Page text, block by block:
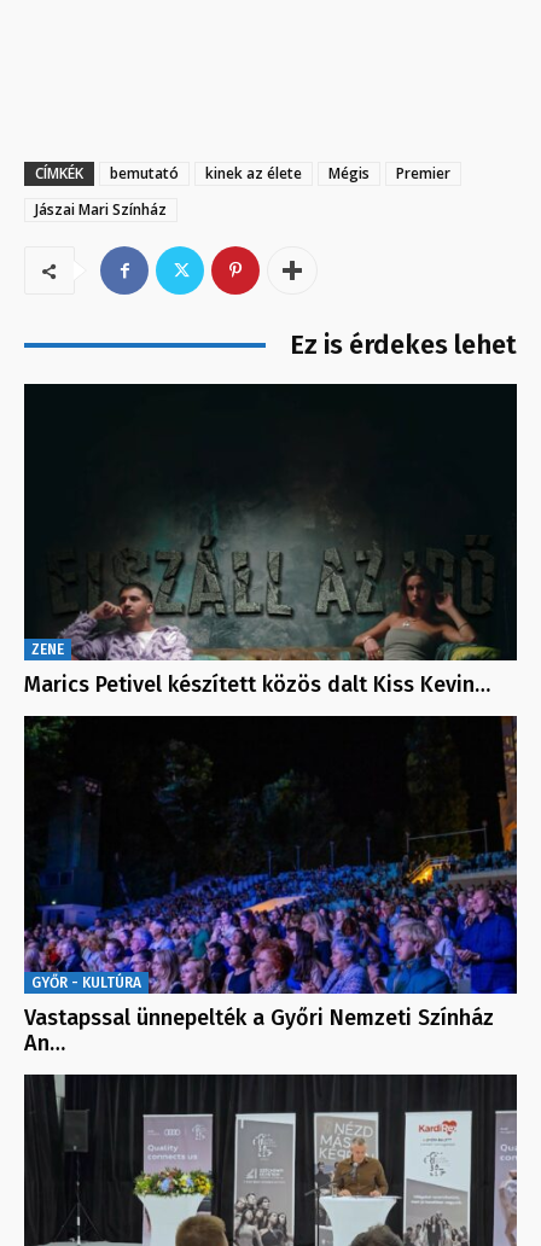
CÍMKÉK bemutató kinek az élete Mégis
Premier
Jászai Mari Színház
Ez is érdekes lehet
ZENE
Marics Petivel készített közös dalt Kiss Kevin…
GYŐR - KULTÚRA
Vastapssal ünnepelték a Győri Nemzeti Színház
An…